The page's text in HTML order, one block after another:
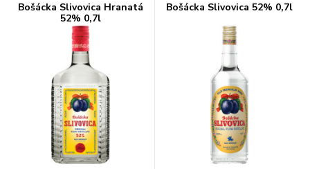
Bošácka Slivovica Hranatá
52% 0,7l
Bošácka Slivovica 52% 0,7l